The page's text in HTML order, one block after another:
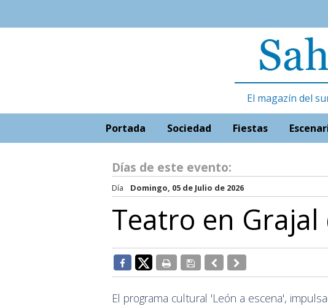
El magazín del
Portada Sociedad Fiestas
Días de este evento:
Día Domingo, 05 de Julio de 2026
Teatro en Grajal
El programa cultural 'León a escena',